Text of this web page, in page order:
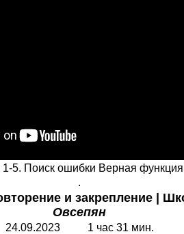
5. Поиск ошибки Верная
.
и закрепление |
Овсепян
24.09.2023 1 час 31 мин.